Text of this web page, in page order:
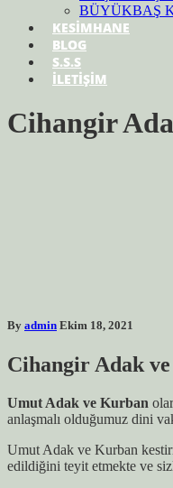
BÜYÜKBAŞ
KESİMHANE
BLOG
S.S.S
İLETİŞİM
Cihangir
By admin Ekim 18, 2021
Cihangir Adak
Umut Adak ve Kurban
anlaşmalı olduğumuz dini
Umut Adak ve Kurban
edildiğini teyit etmekte ve